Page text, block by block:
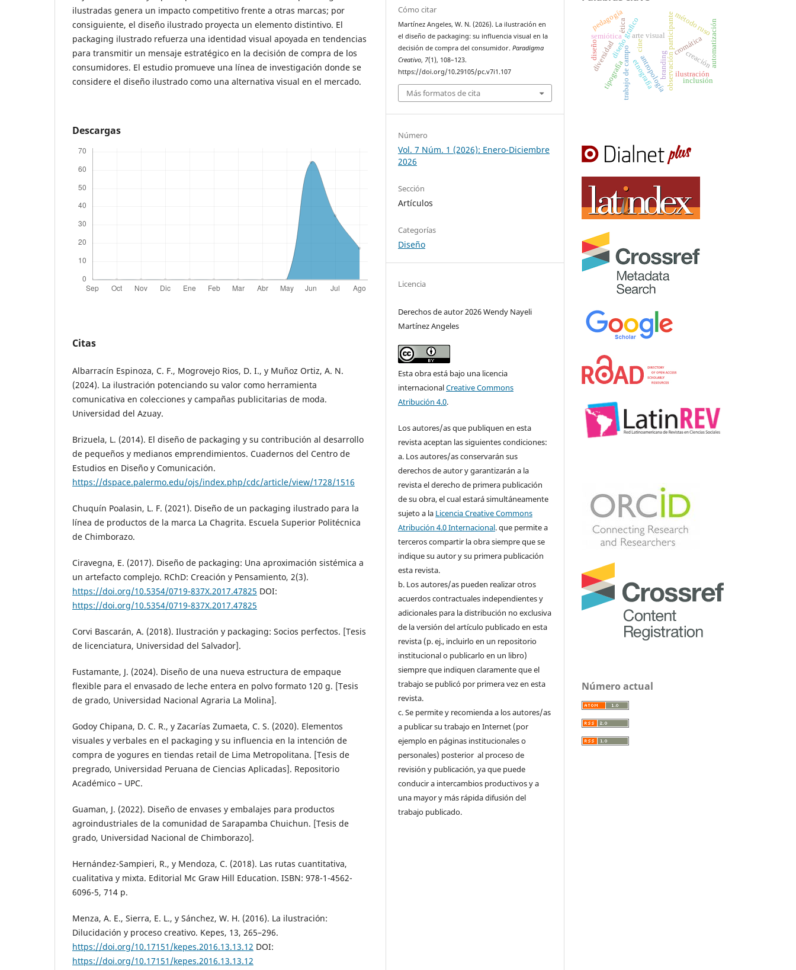
ilustradas genera un impacto competitivo frente a otras marcas; por
consiguiente, el diseño ilustrado proyecta un elemento distintivo. El
packaging ilustrado refuerza una identidad visual apoyada en tendencias
para transmitir un mensaje estratégico en la decisión de compra de los
consumidores. El estudio promueve una línea de investigación donde se
considere el diseño ilustrado como una alternativa visual en el mercado.
Descargas
Citas
Albarracín Espinoza, C. F., Mogrovejo Rios, D. I., y Muñoz Ortiz, A. N.
(2024). La ilustración potenciando su valor como herramienta
comunicativa en colecciones y campañas publicitarias de moda.
Universidad del Azuay.
Brizuela, L. (2014). El diseño de packaging y su contribución al desarrollo
de pequeños y medianos emprendimientos. Cuadernos del Centro de
Estudios en Diseño y Comunicación.
https://dspace.palermo.edu/ojs/index.php/cdc/article/view/1728/1516
Chuquín Poalasin, L. F. (2021). Diseño de un packaging ilustrado para la
línea de productos de la marca La Chagrita. Escuela Superior Politécnica
de Chimborazo.
Ciravegna, E. (2017). Diseño de packaging: Una aproximación sistémica a
un artefacto complejo. RChD: Creación y Pensamiento, 2(3).
https://doi.org/10.5354/0719-837X.2017.47825 DOI:
https://doi.org/10.5354/0719-837X.2017.47825
Corvi Bascarán, A. (2018). Ilustración y packaging: Socios perfectos. [Tesis
de licenciatura, Universidad del Salvador].
Fustamante, J. (2024). Diseño de una nueva estructura de empaque
flexible para el envasado de leche entera en polvo formato 120 g. [Tesis
de grado, Universidad Nacional Agraria La Molina].
Godoy Chipana, D. C. R., y Zacarías Zumaeta, C. S. (2020). Elementos
visuales y verbales en el packaging y su influencia en la intención de
compra de yogures en tiendas retail de Lima Metropolitana. [Tesis de
pregrado, Universidad Peruana de Ciencias Aplicadas]. Repositorio
Académico – UPC.
Guaman, J. (2022). Diseño de envases y embalajes para productos
agroindustriales de la comunidad de Sarapamba Chuichun. [Tesis de
grado, Universidad Nacional de Chimborazo].
Hernández-Sampieri, R., y Mendoza, C. (2018). Las rutas cuantitativa,
cualitativa y mixta. Editorial Mc Graw Hill Education. ISBN: 978-1-4562-
6096-5, 714 p.
Menza, A. E., Sierra, E. L., y Sánchez, W. H. (2016). La ilustración:
Dilucidación y proceso creativo. Kepes, 13, 265–296.
https://doi.org/10.17151/kepes.2016.13.13.12 DOI:
https://doi.org/10.17151/kepes.2016.13.13.12
Cómo citar
Martínez Angeles, W. N. (2026). La ilustración en
el diseño de packaging: su influencia visual en la
decisión de compra del consumidor.Paradigma
Creativo, 7(1), 108–123.
https://doi.org/10.29105/pc.v7i1.107
Más formatos de cita
Número
Vol. 7 Núm. 1 (2026): Enero-Diciembre
2026
Sección
Artículos
Categorías
Diseño
Licencia
Derechos de autor 2026 Wendy Nayeli
Martínez Angeles
Esta obra está bajo una licencia
internacionalCreative Commons
Atribución 4.0.
Los autores/as que publiquen en esta
revista aceptan las siguientes condiciones:
a. Los autores/as conservarán sus
derechos de autor y garantizarán a la
revista el derecho de primera publicación
de su obra, el cual estará simultáneamente
sujeto a la Licencia Creative Commons
Atribución 4.0 Internacional. que permite a
terceros compartir la obra siempre que se
indique su autor y su primera publicación
esta revista.
b. Los autores/as pueden realizar otros
acuerdos contractuales independientes y
adicionales para la distribución no exclusiva
de la versión del artículo publicado en esta
revista (p. ej., incluirlo en un repositorio
institucional o publicarlo en un libro)
siempre que indiquen claramente que el
trabajo se publicó por primera vez en esta
revista.
c. Se permite y recomienda a los autores/as
a publicar su trabajo en Internet (por
ejemplo en páginas institucionales o
personales) posterior al proceso de
revisión y publicación, ya que puede
conducir a intercambios productivos y a
una mayor y más rápida difusión del
trabajo publicado.
cine
antropologíaobservación participante
etnografía
trabajo de campo
diseño grafico
ilustración
tipografía
cromática
arte visual
semiótica
creación
método ruso
pedagogía
diversidad
inclusión
ética
diseño
branding automatización
Número actual